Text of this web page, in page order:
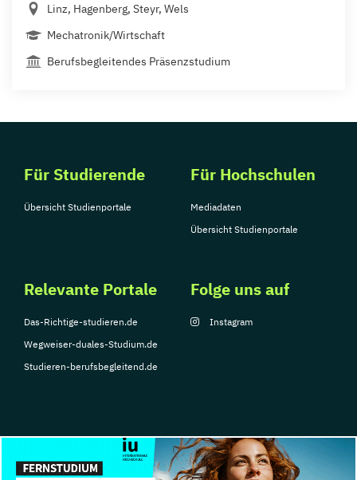
Linz, Hagenberg, Steyr, Wels
Mechatronik/Wirtschaft
Berufsbegleitendes Präsenzstudium
Für Studierende
Übersicht Studienportale
Für Hochschulen
Mediadaten
Übersicht Studienportale
Relevante Portale
Das-Richtige-studieren.de
Wegweiser-duales-Studium.de
Studieren-berufsbegleitend.de
Folge uns auf
Instagram
© Copyright 2026, TarGroup Media GmbH